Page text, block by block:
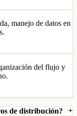
manejo de datos en
del flujo y
de distribución?